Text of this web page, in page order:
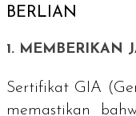
BERLIAN
1. MEMBERIKAN
Sertifikat GIA
memastikan